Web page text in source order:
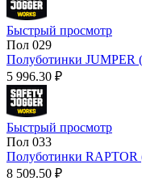
Быстрый просмотр
Пол 029
Полуботинки
5 996.30 ₽
Быстрый просмотр
Пол 033
Полуботинки
8 509.50 ₽